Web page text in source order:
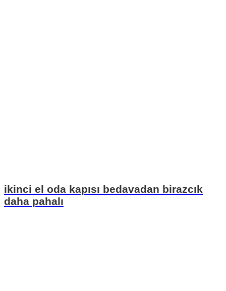
ikinci el oda kapısı bedavadan birazcık
daha pahalı